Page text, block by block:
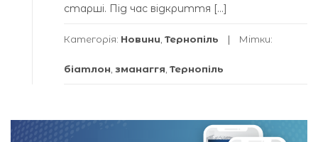
старші. Під час відкриття […]
Категорія: Новини Тернопіль Мітки:
біатлон зманаггя Тернопіль